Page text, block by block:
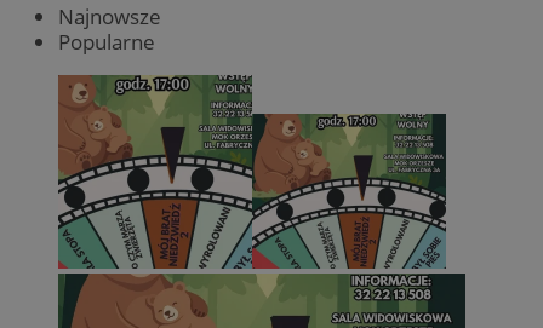
Najnowsze
Popularne